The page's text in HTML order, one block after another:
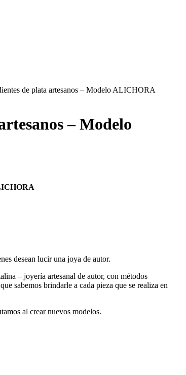
de plata artesanos – Modelo ALICHORA
– Modelo
desean lucir una joya de autor.
– joyería artesanal de autor, con métodos
sabemos brindarle a cada pieza que se realiza en
al crear nuevos modelos.